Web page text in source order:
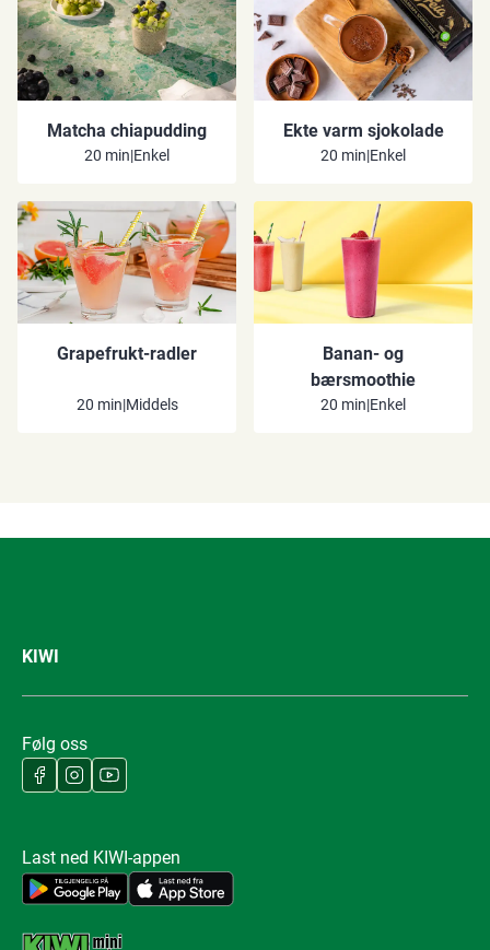
Matcha chiapudding
20 min|Enkel
Ekte varm sjokolade
20 min|Enkel
Grapefrukt-radler
20 min|Middels
Banan- og
bærsmoothie
20 min|Enkel
KIWI
Følg oss
Last ned KIWI-appen